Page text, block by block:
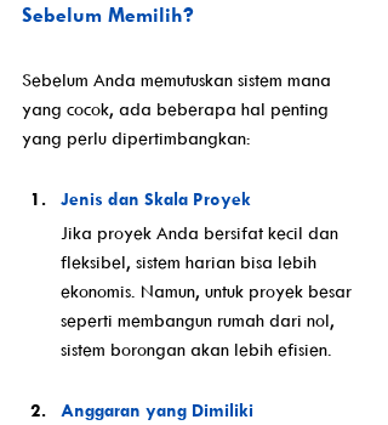
Sebelum Memilih?
Sebelum Anda memutuskan sistem mana
yang cocok, ada beberapa hal penting
yang perlu dipertimbangkan:
Jenis dan Skala Proyek
Jika proyek Anda bersifat kecil dan
fleksibel, sistem harian bisa lebih
ekonomis. Namun, untuk proyek besar
seperti membangun rumah dari nol,
sistem borongan akan lebih efisien.
Anggaran yang Dimiliki